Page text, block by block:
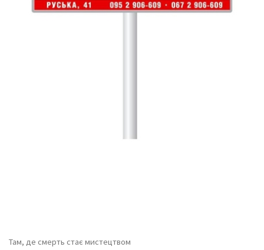
Там, де смерть стає мистецтвом